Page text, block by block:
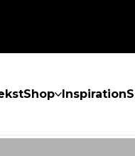
Shop Inspiration